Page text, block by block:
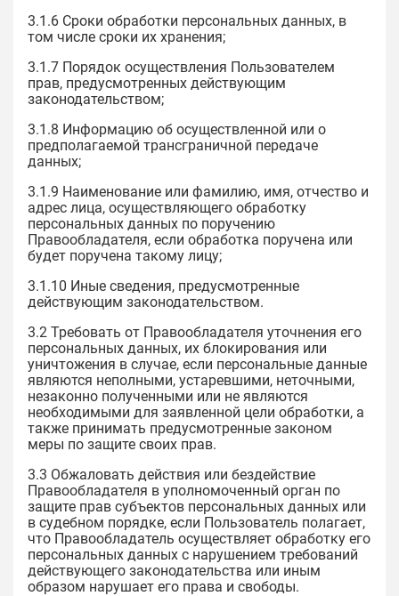
3.1.6 Сроки обработки персональных данных, в
том числе сроки их хранения;
3.1.7 Порядок осуществления Пользователем
прав, предусмотренных действующим
законодательством;
3.1.8 Информацию об осуществленной или о
предполагаемой трансграничной передаче
данных;
3.1.9 Наименование или фамилию, имя, отчество и
адрес лица, осуществляющего обработку
персональных данных по поручению
Правообладателя, если обработка поручена или
будет поручена такому лицу;
3.1.10 Иные сведения, предусмотренные
действующим законодательством.
3.2 Требовать от Правообладателя уточнения его
персональных данных, их блокирования или
уничтожения в случае, если персональные данные
являются неполными, устаревшими, неточными,
незаконно полученными или не являются
необходимыми для заявленной цели обработки, а
также принимать предусмотренные законом
меры по защите своих прав.
3.3 Обжаловать действия или бездействие
Правообладателя в уполномоченный орган по
защите прав субъектов персональных данных или
в судебном порядке, если Пользователь полагает,
что Правообладатель осуществляет обработку его
персональных данных с нарушением требований
действующего законодательства или иным
образом нарушает его права и свободы.